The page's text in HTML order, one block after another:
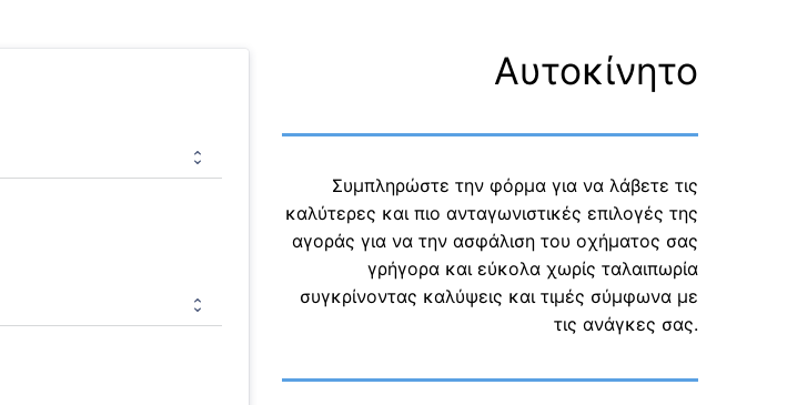
Αυτοκίνητο
Συμπληρώστε την φόρμα για να λάβετε τις
καλύτερες και πιο ανταγωνιστικές επιλογές της
αγοράς για να την ασφάλιση του οχήματος σας
γρήγορα και εύκολα χωρίς ταλαιπωρία
συγκρίνοντας καλύψεις και τιμές σύμφωνα με
τις ανάγκες σας.